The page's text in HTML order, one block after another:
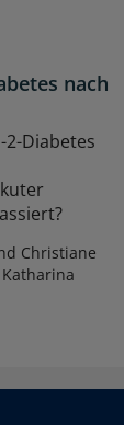
nach
Diabetes
Christiane